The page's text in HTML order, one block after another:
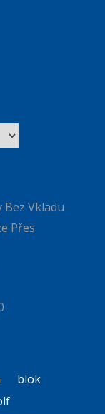
Bez Vkladu
Přes
blok